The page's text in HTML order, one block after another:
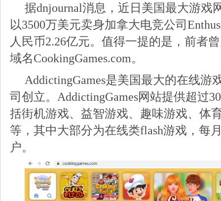
据dnjournal消息，近日美国最大游戏
以3500万美元卖身加拿大电竞公司
人民币2.26亿元。值得一提的是，前者
域名CookingGames.com。
AddictingGames是美国最大的在线游
司创立。AddictingGames网站提供超过
括街机游戏、益智游戏、趣味游戏、体
等，其中大部分为在线类flash游戏，每
户。